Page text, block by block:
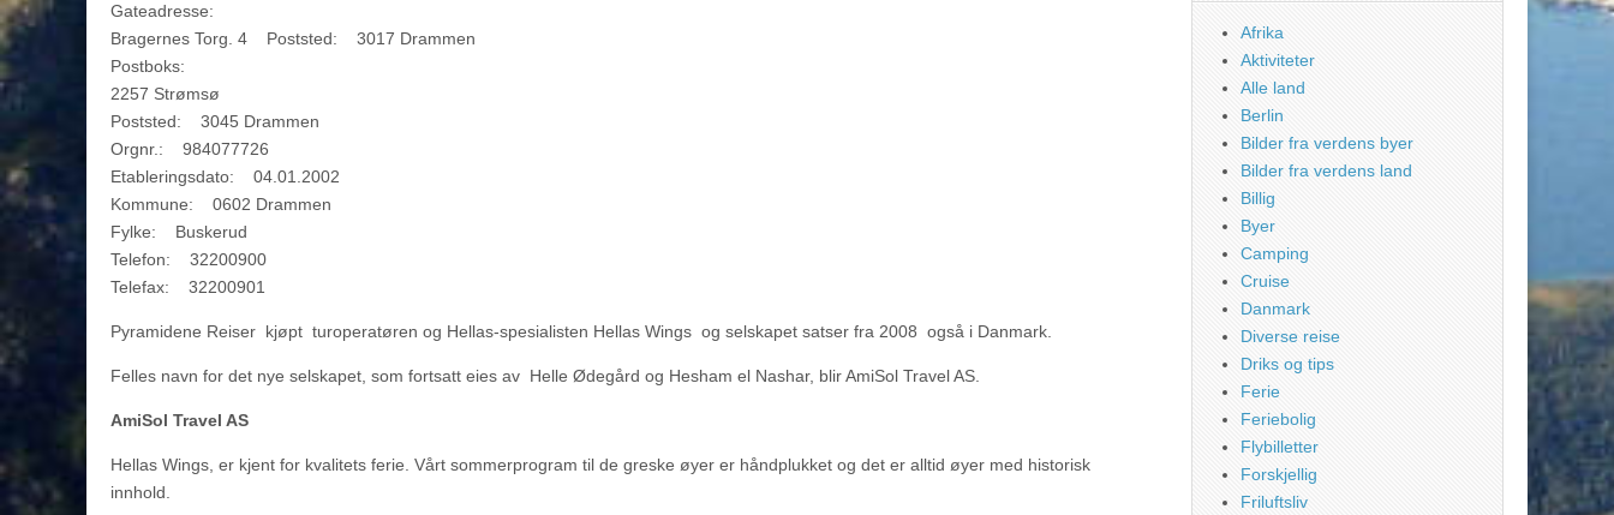
Gateadresse:
Bragernes Torg. 4 Poststed: 3017 Drammen
Postboks:
2257 Strømsø
Poststed: 3045 Drammen
Orgnr.: 984077726
Etableringsdato: 04.01.2002
Kommune: 0602 Drammen
Fylke: Buskerud
Telefon: 32200900
Telefax: 32200901
Pyramidene Reiser kjøpt turoperatøren og Hellas-spesialisten Hellas Wings og selskapet satser fra 2008 også i Danmark.
Felles navn for det nye selskapet, som fortsatt eies av Helle Ødegård og Hesham el Nashar, blir AmiSol Travel AS.
AmiSol Travel AS
Hellas Wings, er kjent for kvalitets ferie. Vårt sommerprogram til de greske øyer er håndplukket og det er alltid øyer med historisk
innhold.
Afrika
Aktiviteter
Alle land
Berlin
Bilder fra verdens byer
Bilder fra verdens land
Billig
Byer
Camping
Cruise
Danmark
Diverse reise
Driks og tips
Ferie
Feriebolig
Flybilletter
Forskjellig
Friluftsliv